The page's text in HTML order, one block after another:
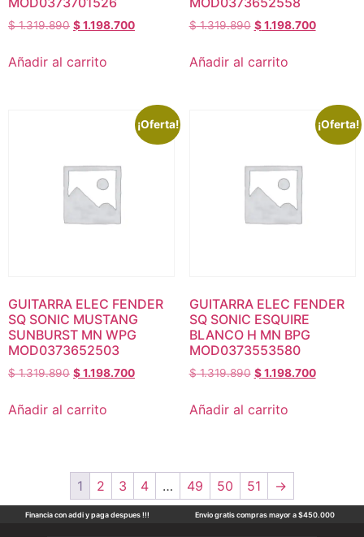
$1.319.890 $1.198.700
Añadir al carrito
$1.319.890 $1.198.700
Añadir al carrito
¡Oferta!
GUITARRA ELEC FENDER
SQ SONIC MUSTANG
SUNBURST MN WPG
MOD0373652503
$1.319.890 $1.198.700
Añadir al carrito
¡Oferta!
GUITARRA ELEC FENDER
SQ SONIC ESQUIRE
BLANCO H MN BPG
MOD0373553580
$1.319.890 $1.198.700
Añadir al carrito
1 2 3 4 … 49 50 51 →
Financia con addi y paga despues !!! Envio gratis compras mayor a $450.000